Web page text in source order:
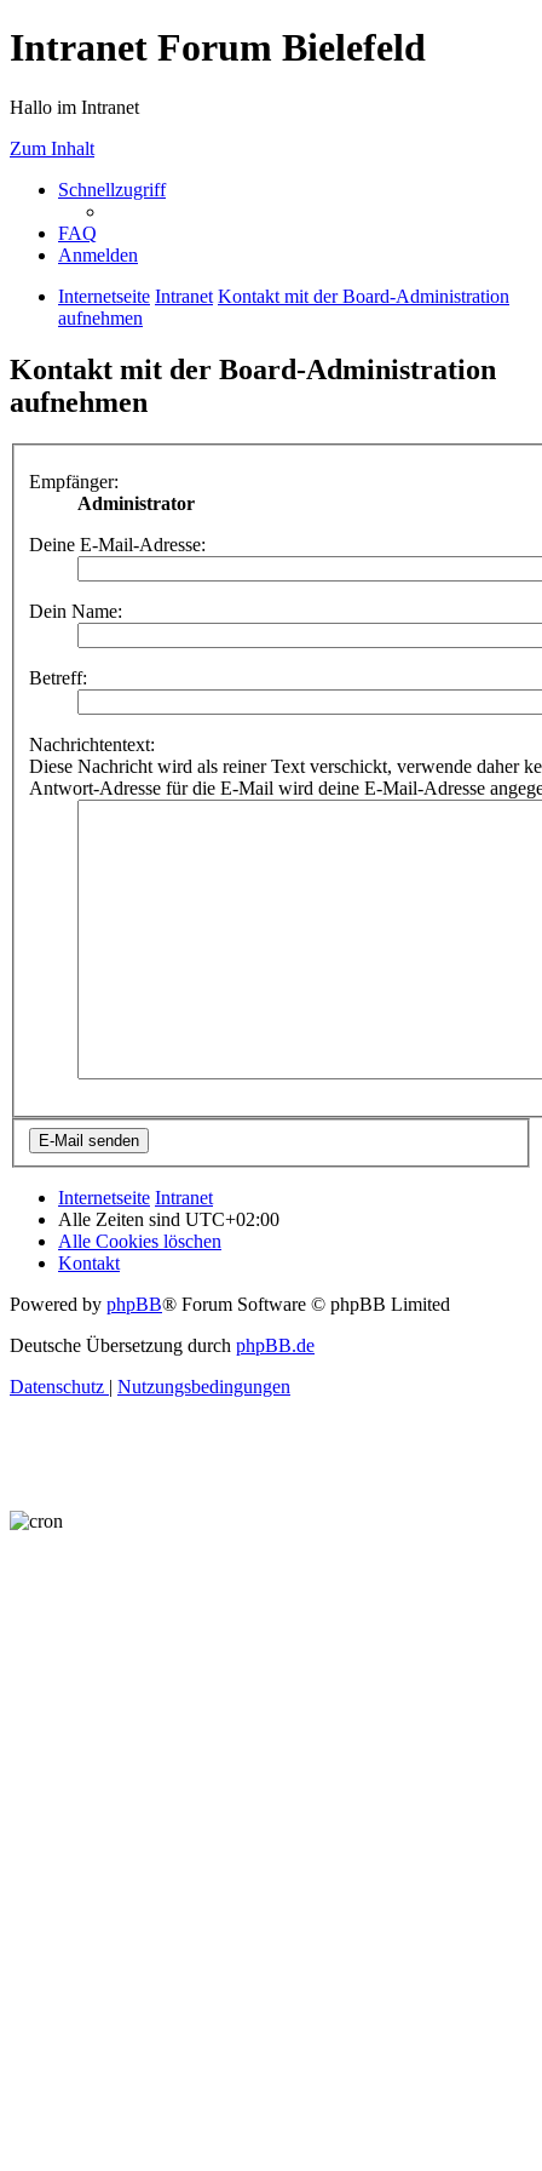
Intranet Forum Bielefeld
Hallo im Intranet
Zum Inhalt
Schnellzugriff
FAQ
Anmelden
Internetseite Intranet Kontakt mit der Board-Administration
aufnehmen
Kontakt mit der Board-Administration
aufnehmen
Empfänger:
Administrator
Deine E-Mail-Adresse:
Dein Name:
Betreff:
Nachrichtentext:
Diese Nachricht wird als reiner Text verschickt, verwende daher
Antwort-Adresse für die E-Mail wird deine E-Mail-Adresse
Internetseite Intranet
Alle Zeiten sind UTC+02:00
Alle Cookies löschen
Kontakt
Powered by phpBB® Forum Software © phpBB Limited
Deutsche Übersetzung durch phpBB.de
Datenschutz | Nutzungsbedingungen